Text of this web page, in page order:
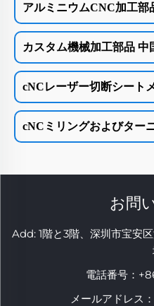
アルミニウムCNC加工部
カスタム機械加工部品 中
cNCレーザー切断シート
cNCミリングおよびター
お問
Add: 1階と3階、深圳市宝安
電話番号：
メールアドレス：